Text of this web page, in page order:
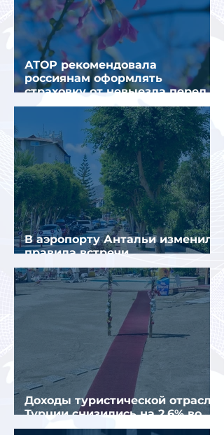
АТОР рекомендовала
россиянам оформлять
страховку от невыезда перед
поездкой в Грецию
В аэропорту Антальи изменили
правила встречи
организованных туристов
Доходы туристической отрасли
Турции снизились на 2,6% во
втором квартале 2026 года